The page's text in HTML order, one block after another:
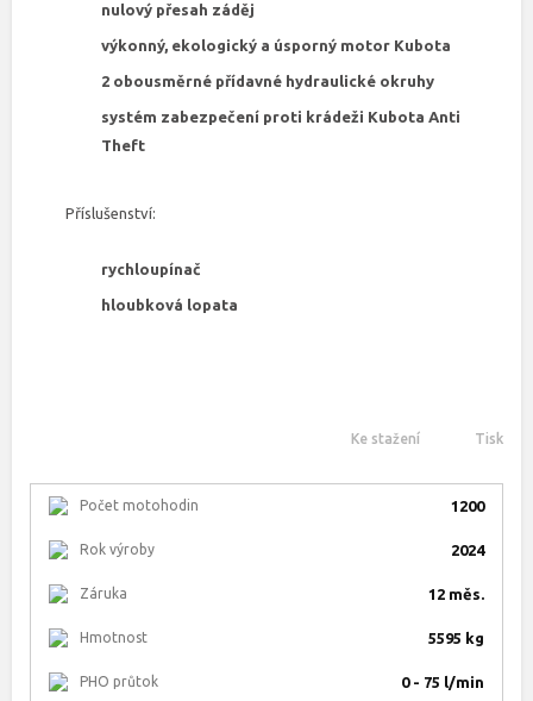
nulový přesah záděj
výkonný, ekologický a úsporný motor Kubota
2 obousměrné přídavné hydraulické okruhy
systém zabezpečení proti krádeži Kubota Anti
Theft
Příslušenství:
rychloupínač
hloubková lopata
Ke stažení Tisk
Počet motohodin 1200
Rok výroby 2024
Záruka 12 měs.
Hmotnost 5595 kg
PHO průtok 0 - 75 l/min